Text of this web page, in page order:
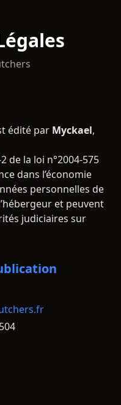
édité par Myckael,
de la loi n°2004-575
dans l’économie
personnelles de
et peuvent
judiciaires sur